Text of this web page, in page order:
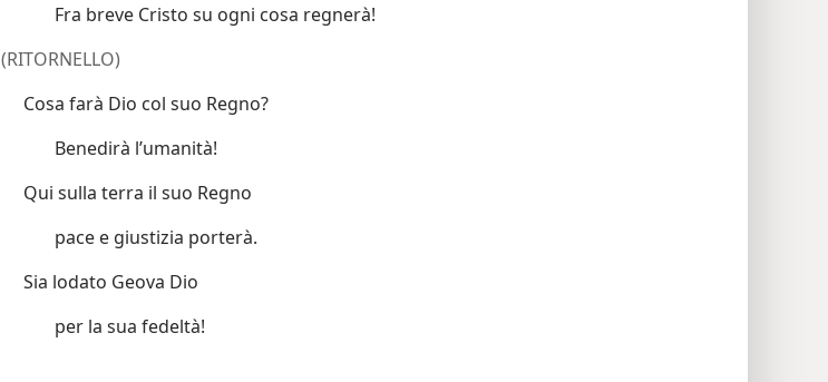
Fra breve Cristo su ogni cosa regnerà!
(RITORNELLO)
Cosa farà Dio col suo Regno?
Benedirà l’umanità!
Qui sulla terra il suo Regno
pace e giustizia porterà.
Sia lodato Geova Dio
per la sua fedeltà!